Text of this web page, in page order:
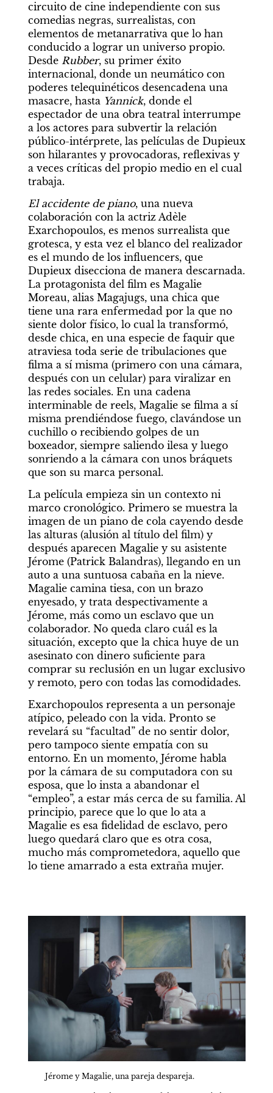
circuito de cine independiente con sus
comedias negras, surrealistas, con
elementos de metanarrativa que lo han
conducido a lograr un universo propio.
Desde Rubber, su primer éxito
internacional, donde un neumático con
poderes telequinéticos desencadena una
masacre, hasta Yannick, donde el
espectador de una obra teatral interrumpe
a los actores para subvertir la relación
público-intérprete, las películas de Dupieux
son hilarantes y provocadoras, reflexivas y
a veces críticas del propio medio en el cual
trabaja.
El accidente de piano, una nueva
colaboración con la actriz Adèle
Exarchopoulos, es menos surrealista que
grotesca, y esta vez el blanco del realizador
es el mundo de los influencers, que
Dupieux disecciona de manera descarnada.
La protagonista del film es Magalie
Moreau, alias Magajugs, una chica que
tiene una rara enfermedad por la que no
siente dolor físico, lo cual la transformó,
desde chica, en una especie de faquir que
atraviesa toda serie de tribulaciones que
filma a sí misma (primero con una cámara,
después con un celular) para viralizar en
las redes sociales. En una cadena
interminable de reels, Magalie se filma a sí
misma prendiéndose fuego, clavándose un
cuchillo o recibiendo golpes de un
boxeador, siempre saliendo ilesa y luego
sonriendo a la cámara con unos bráquets
que son su marca personal.
La película empieza sin un contexto ni
marco cronológico. Primero se muestra la
imagen de un piano de cola cayendo desde
las alturas (alusión al título del film) y
después aparecen Magalie y su asistente
Jérome (Patrick Balandras), llegando en un
auto a una suntuosa cabaña en la nieve.
Magalie camina tiesa, con un brazo
enyesado, y trata despectivamente a
Jérome, más como un esclavo que un
colaborador. No queda claro cuál es la
situación, excepto que la chica huye de un
asesinato con dinero suficiente para
comprar su reclusión en un lugar exclusivo
y remoto, pero con todas las comodidades.
Exarchopoulos representa a un personaje
atípico, peleado con la vida. Pronto se
revelará su “facultad” de no sentir dolor,
pero tampoco siente empatía con su
entorno. En un momento, Jérome habla
por la cámara de su computadora con su
esposa, que lo insta a abandonar el
“empleo”, a estar más cerca de su familia. Al
principio, parece que lo que lo ata a
Magalie es esa fidelidad de esclavo, pero
luego quedará claro que es otra cosa,
mucho más comprometedora, aquello que
lo tiene amarrado a esta extraña mujer.
Jérome y Magalie, una pareja despareja.